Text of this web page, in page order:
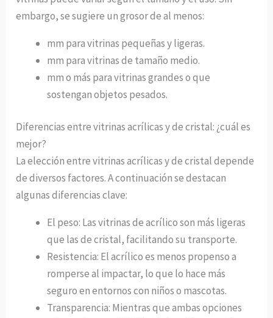
embargo, se sugiere un grosor de al menos:
mm para vitrinas pequeñas y ligeras.
mm para vitrinas de tamaño medio.
mm o más para vitrinas grandes o que
sostengan objetos pesados.
Diferencias entre vitrinas acrílicas y de cristal: ¿cuál es
mejor?
La elección entre vitrinas acrílicas y de cristal depende
de diversos factores. A continuación se destacan
algunas diferencias clave:
El peso: Las vitrinas de acrílico son más ligeras
que las de cristal, facilitando su transporte.
Resistencia: El acrílico es menos propenso a
romperse al impactar, lo que lo hace más
seguro en entornos con niños o mascotas.
Transparencia: Mientras que ambas opciones